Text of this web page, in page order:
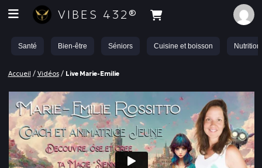
VIBES 432®
Santé Bien-être Séniors Cuisine et boisson Nutrition
Accueil / Vidéos/ Live Marie-Emilie